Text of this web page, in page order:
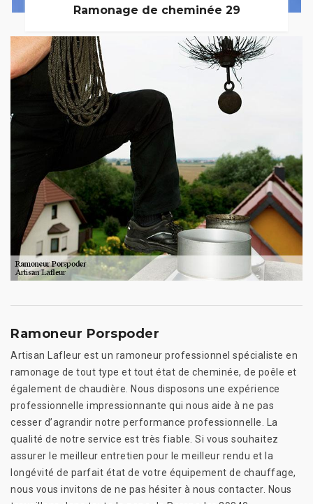
Ramonage de cheminée 29
Ramoneur Porspoder
Artisan Lafleur est un ramoneur professionnel spécialiste en
ramonage de tout type et tout état de cheminée, de poêle et
également de chaudière. Nous disposons une expérience
professionnelle impressionnante qui nous aide à ne pas
cesser d’agrandir notre performance professionnelle. La
qualité de notre service est très fiable. Si vous souhaitez
assurer le meilleur entretien pour le meilleur rendu et la
longévité de parfait état de votre équipement de chauffage,
nous vous invitons de ne pas hésiter à nous contacter. Nous